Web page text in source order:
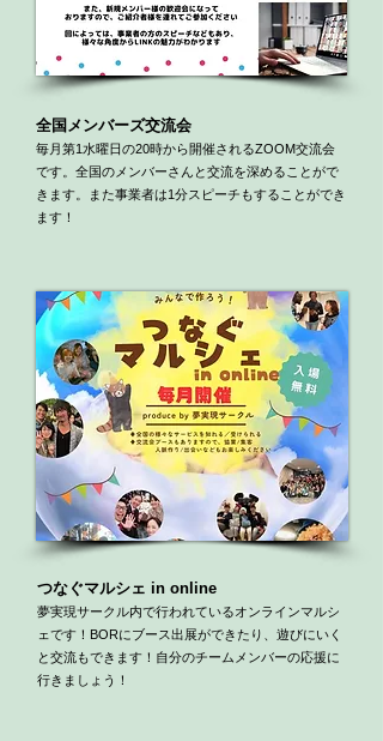
全国メンバーズ交流会
​毎月第1水曜日の20時から開催されるZOOM交流会
です。全国のメンバーさんと交流を深めることがで
きます。また事業者は1分スピーチもすることができ
ます！
つなぐマルシェ in online
​夢実現サークル内で行われているオンラインマルシ
ェです！BORにブース出展ができたり、遊びにいく
と交流もできます！ ​自分のチームメンバーの応援に
行きましょう！